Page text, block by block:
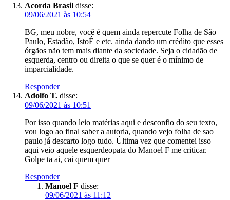
Acorda Brasil disse:
09/06/2021 às 10:54
BG, meu nobre, você é quem ainda repercute Folha de São
Paulo, Estadão, IstoÉ e etc. ainda dando um crédito que esses
órgãos não tem mais diante da sociedade. Seja o cidadão de
esquerda, centro ou direita o que se quer é o mínimo de
imparcialidade.
Responder
Adolfo T. disse:
09/06/2021 às 10:51
Por isso quando leio matérias aqui e desconfio do seu texto,
vou logo ao final saber a autoria, quando vejo folha de sao
paulo já descarto logo tudo. Última vez que comentei isso
aqui veio aquele esquerdeopata do Manoel F me criticar.
Golpe ta ai, cai quem quer
Responder
Manoel F disse:
09/06/2021 às 11:12